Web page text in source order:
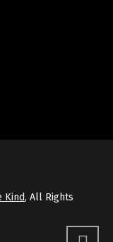
Kind, All Rights